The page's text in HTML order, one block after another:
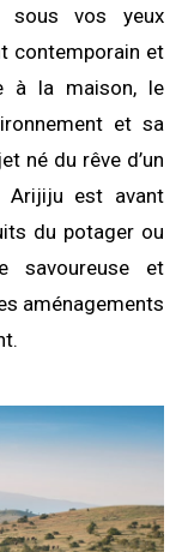
sous vos yeux
contemporain et
à la maison, le
et sa
né du rêve d’un
Arijiju est avant
du potager ou
savoureuse et
aménagements